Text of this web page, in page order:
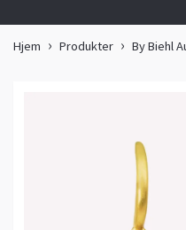
Hjem Produkter By Biehl